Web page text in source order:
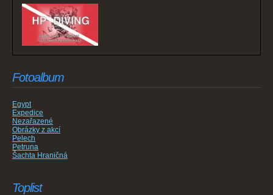
Fotoalbum
Egypt
Expedice
Nezařazené
Obrázky z akcí
Pelech
Petruna
Šachta Hraničná
Toplist